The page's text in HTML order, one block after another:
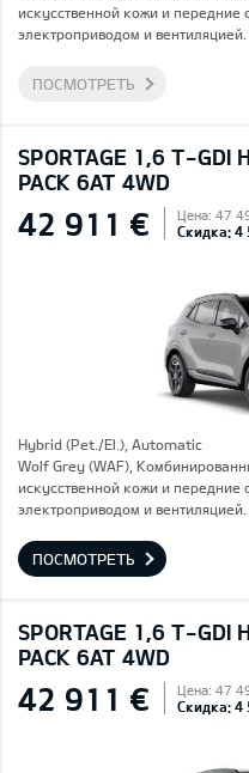
искусственной кожи и
электроприводом и вентиляцией.
ПОСМОТРЕТЬ
SPORTAGE 1,6 T-GDI
PACK 6AT 4WD
42 911 € Цена: 47
Скидка: 4
Hybrid (Pet./El.), Automatic
Wolf Grey (WAF),
искусственной кожи и
электроприводом и вентиляцией.
ПОСМОТРЕТЬ
SPORTAGE 1,6 T-GDI
PACK 6AT 4WD
42 911 € Цена: 47
Скидка: 4